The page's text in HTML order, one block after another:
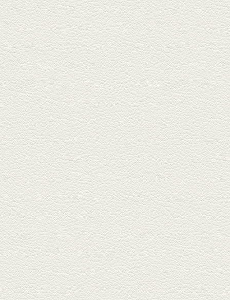
2025年12月19日放送
おばんざい三種盛＆麻婆
豆腐
東区月出『中華酒場アガレヤ』
は、スパイスが効いた一味違う
中華が...
2025年11月28日放送
ごま鯛＆牛すじ大根
名店揃いの並木坂ドルハウスビ
ルに今年生まれた新たな名店、
『家庭...
2025年11月7日放送
贅沢馬刺し盛合せ＆極上
馬肉しゃぶしゃぶ
籠町通り『熊本郷土料理 酒ト肴
もなか』で熊本県産の馬肉料理
を！...
2025年10月17日放送
ヒレ焼き＆牛ひれ肉汁カ
レー
武蔵小路で人気の『ヒレ肉じゅ
んちゃん』へ。『銀ハイ』で乾
杯！ブ...
2025年9月26日放送